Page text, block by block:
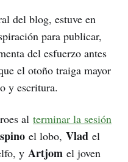
del blog, estuve en
para publicar,
del esfuerzo antes
el otoño traiga mayor
y escritura.
al terminar la sesión
el lobo, Vlad el
y Artjom el joven